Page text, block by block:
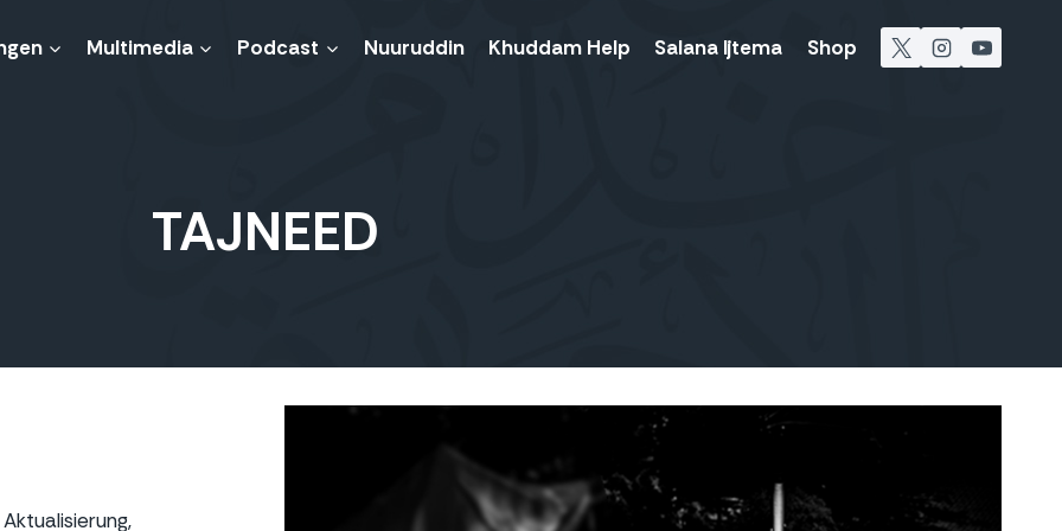
Multimedia Podcast Nuuruddin Khuddam Help Salana Ijtema Shop
TAJNEED